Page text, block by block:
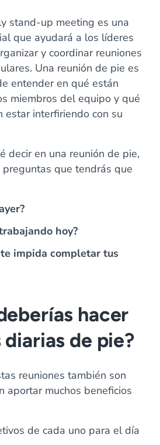
stand-up meeting es una
que ayudará a los líderes
y coordinar reuniones
Una reunión de pie es
entender en qué están
miembros del equipo y qué
estar interfiriendo con su
decir en una reunión de pie,
que tendrás que
hoy?
impida completar tus
hacer
de pie?
reuniones también son
aportar muchos beneficios
de cada uno para el día